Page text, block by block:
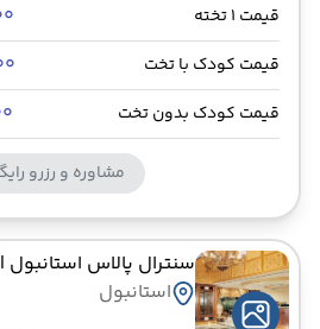
قیمت 1 تخته
قیمت کودک با تخت
قیمت کودک بدون تخت
مشاوره و رزرو
سنترال پالاس استانبول
استانبول